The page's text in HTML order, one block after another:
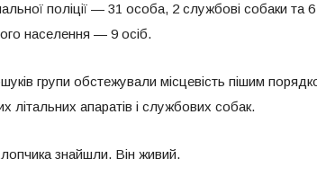
поліції — 31 особа, 2 службові собаки та
населення — 9 осіб.
групи обстежували місцевість пішим
літальних апаратів і службових собак.
знайшли. Він живий.